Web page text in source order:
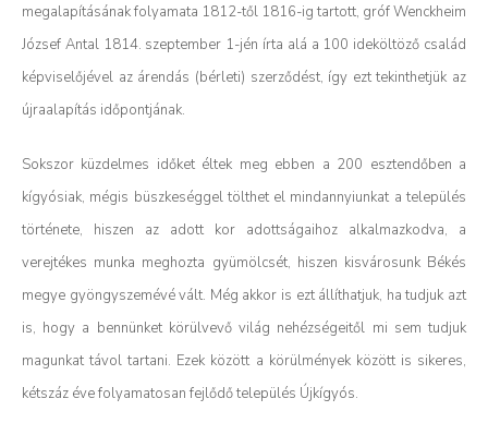
megalapításának folyamata 1812-től 1816-ig tartott, gróf Wenckheim
József Antal 1814. szeptember 1-jén írta alá a 100 ideköltöző család
képviselőjével az árendás (bérleti) szerződést, így ezt tekinthetjük az
újraalapítás időpontjának.
Sokszor küzdelmes időket éltek meg ebben a 200 esztendőben a
kígyósiak, mégis büszkeséggel tölthet el mindannyiunkat a település
története, hiszen az adott kor adottságaihoz alkalmazkodva, a
verejtékes munka meghozta gyümölcsét, hiszen kisvárosunk Békés
megye gyöngyszemévé vált. Még akkor is ezt állíthatjuk, ha tudjuk azt
is, hogy a bennünket körülvevő világ nehézségeitől mi sem tudjuk
magunkat távol tartani. Ezek között a körülmények között is sikeres,
kétszáz éve folyamatosan fejlődő település Újkígyós.